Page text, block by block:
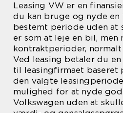
Leasing VW er en
du kan bruge og nyde en
bestemt periode uden at
er som at leje en bil,
kontraktperioder, normalt
Ved leasing betaler du
til leasingfirmaet
den valgte
mulighed for at nyde
Volkswagen uden at